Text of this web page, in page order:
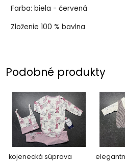
Farba: biela - červená
Zloženie 100 % bavlna
Podobné produkty
kojenecká súprava